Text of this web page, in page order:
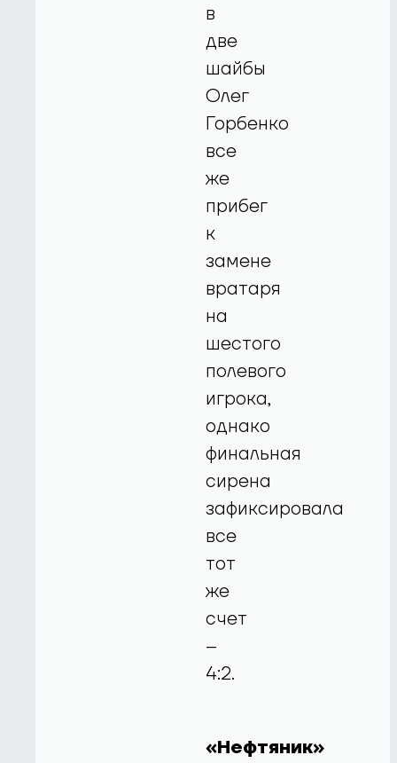
в
две
шайбы
Олег
Горбенко
все
же
прибег
к
замене
вратаря
на
шестого
полевого
игрока,
однако
финальная
сирена
зафиксировала
все
тот
же
счет
–
4:2.
«Нефтяник»